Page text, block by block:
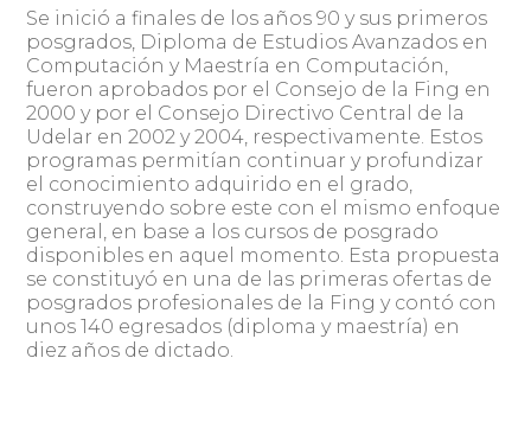
Se inició a finales de los años 90 y sus primeros
posgrados, Diploma de Estudios Avanzados en
Computación y Maestría en Computación,
fueron aprobados por el Consejo de la Fing en
2000 y por el Consejo Directivo Central de la
Udelar en 2002 y 2004, respectivamente. Estos
programas permitían continuar y profundizar
el conocimiento adquirido en el grado,
construyendo sobre este con el mismo enfoque
general, en base a los cursos de posgrado
disponibles en aquel momento. Esta propuesta
se constituyó en una de las primeras ofertas de
posgrados profesionales de la Fing y contó con
unos 140 egresados (diploma y maestría) en
diez años de dictado.